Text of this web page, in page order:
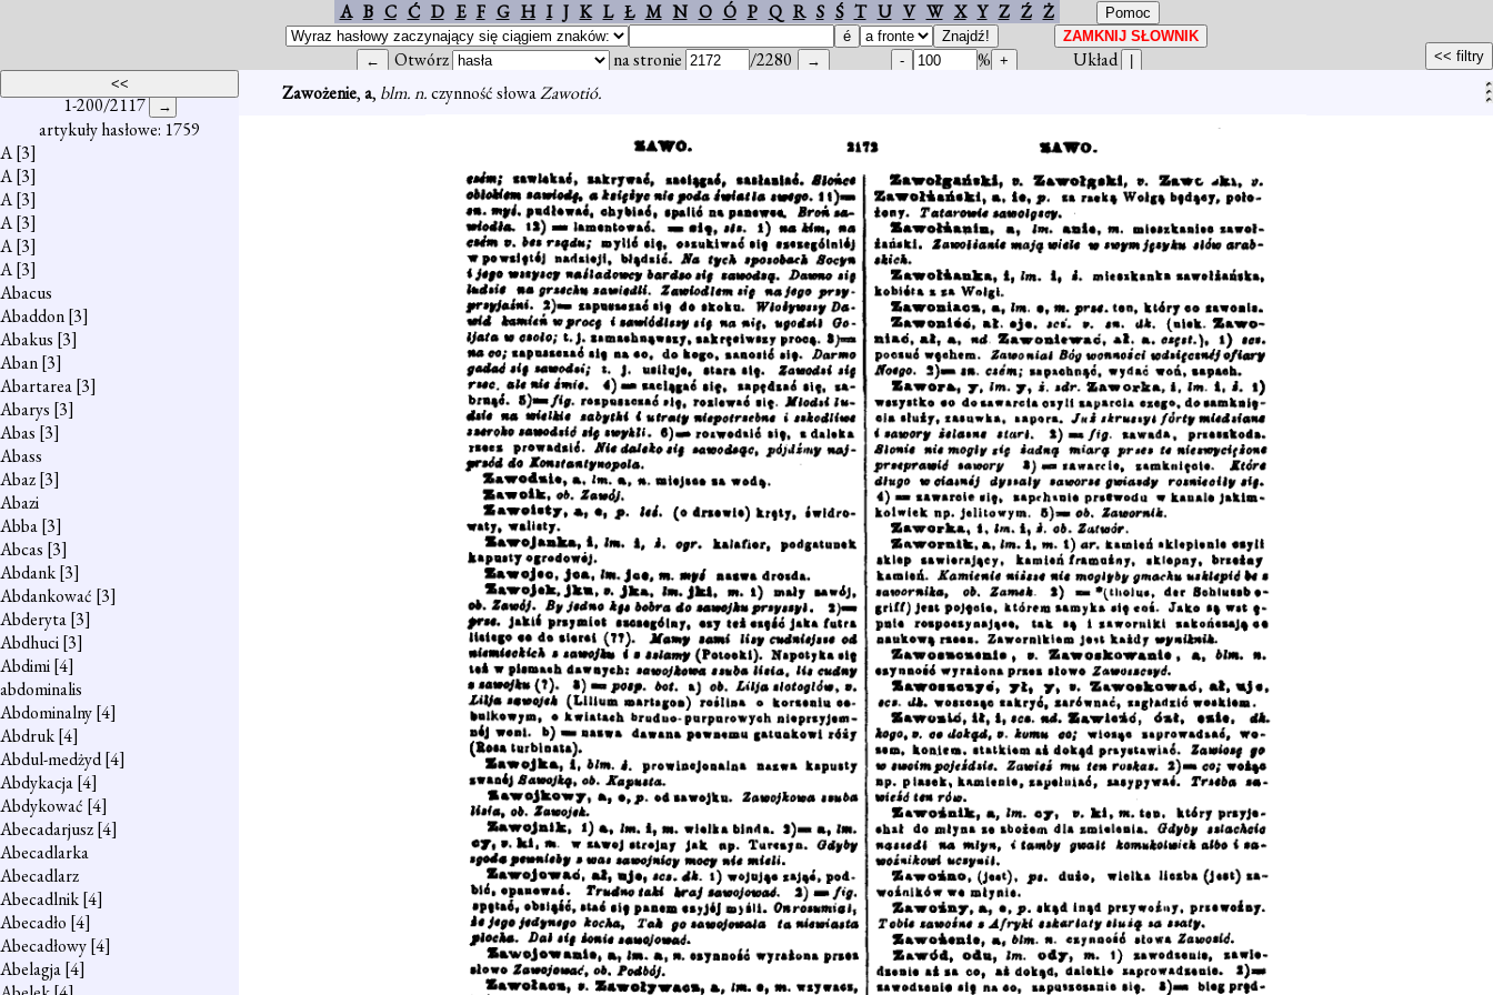
A B C Ć D E F G H I J K L Ł M N O Ó P Q R S Ś T U V W X Y Z Ź Ż
Otwórz na stronie /2280 %
Układ
1-200/2117
artykuły hasłowe: 1759
A[3]
A[3]
A[3]
A[3]
A[3]
A[3]
Abacus
Abaddon[3]
Abakus [3]
Aban[3]
Abartarea[3]
Abarys [3]
Abas [3]
Abass
Abaz[3]
Abazi
Abba[3]
Abcas [3]
Abdank[3]
Abdankować [3]
Abderyta[3]
Abdhuci[3]
Abdimi[4]
abdominalis
Abdominalny[4]
Abdruk[4]
Abdul-medżyd[4]
Abdykacja[4]
Abdykować [4]
Abecadarjusz[4]
Abecadlarka
Abecadlarz
Abecadlnik[4]
Abecadło [4]
Abecadłowy[4]
Abelagja[4]
Zawożenie,a, blm. n.czynność słowaZawotió.